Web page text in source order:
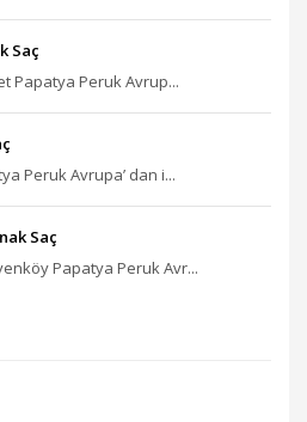
Saç
Papatya Peruk Avrup...
Peruk Avrupa’ dan i...
Saç
Papatya Peruk Avr...